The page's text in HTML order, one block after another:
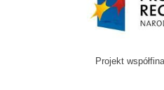
Projekt